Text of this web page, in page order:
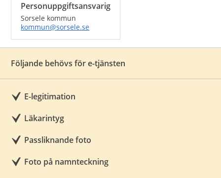
Personuppgiftsansvarig
Sorsele kommun
kommun@sorsele.se
Följande behövs för e-tjänsten
E-legitimation
Läkarintyg
Passliknande foto
Foto på namnteckning